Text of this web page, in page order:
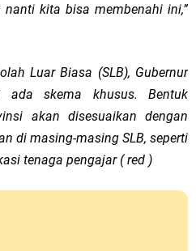
nanti kita bisa membenahi ini,”
Luar Biasa (SLB), Gubernur
ada skema khusus. Bentuk
akan disesuaikan dengan
di masing-masing SLB, seperti
tenaga pengajar ( red )